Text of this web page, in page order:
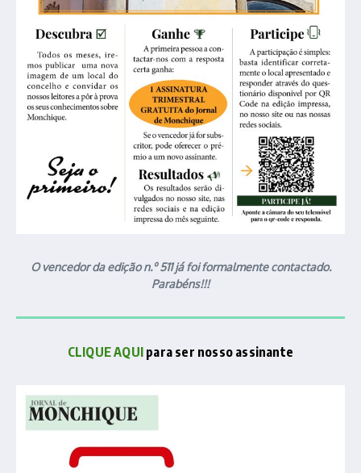
O vencedor da edição n.º 511 já foi formalmente contactado.
Parabéns!!!
CLIQUE AQUI para ser nosso assinante